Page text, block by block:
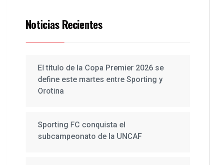
Noticias Recientes
El título de la Copa Premier 2026 se
define este martes entre Sporting y
Orotina
Sporting FC conquista el
subcampeonato de la UNCAF